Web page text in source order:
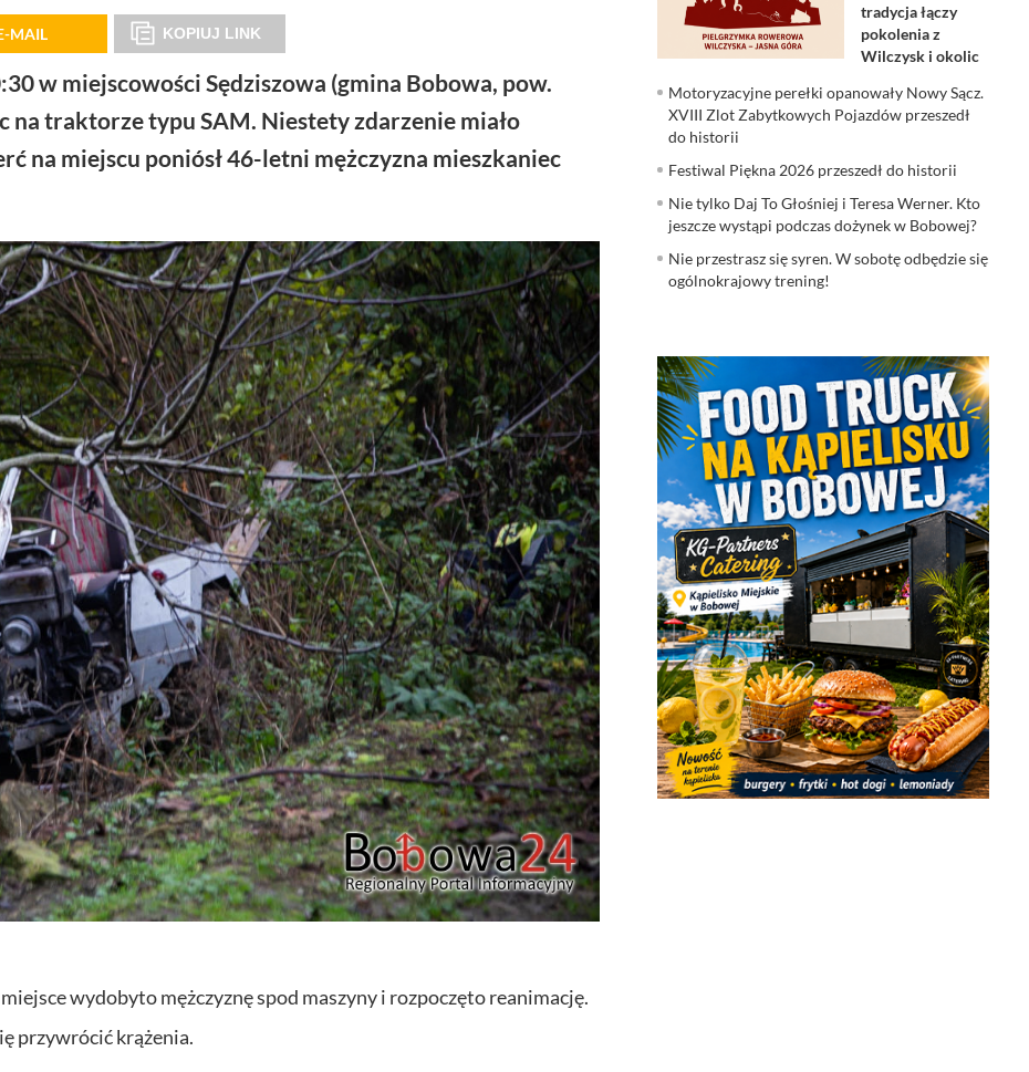
MAIL KOPIUJ LINK
w miejscowości Sędziszowa (gmina Bobowa, pow.
na traktorze typu SAM. Niestety zdarzenie miało
na miejscu poniósł 46-letni mężczyzna mieszkaniec
wydobyto mężczyznę spod maszyny i rozpoczęto reanimację.
przywrócić krążenia.
tradycja łączy
pokolenia z
Wilczysk i okolic
Motoryzacyjne perełki opanowały Nowy Sącz.
XVIII Zlot Zabytkowych Pojazdów przeszedł
do historii
Festiwal Piękna 2026 przeszedł do historii
Nie tylko Daj To Głośniej i Teresa Werner. Kto
jeszcze wystąpi podczas dożynek w Bobowej?
Nie przestrasz się syren. W sobotę odbędzie się
ogólnokrajowy trening!